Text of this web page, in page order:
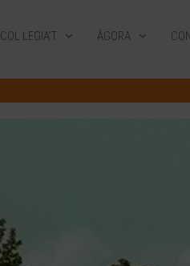
COL·LEGIA’T ÀGORA